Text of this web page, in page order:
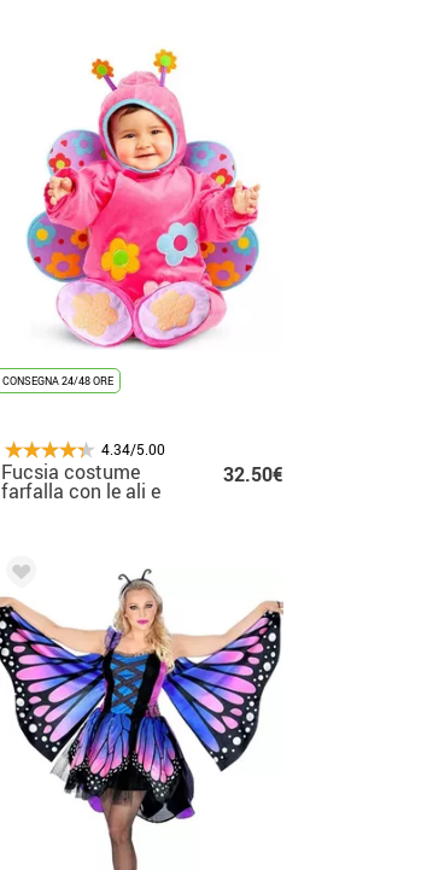
CONSEGNA 24/48 ORE
4.34/5.00
Fucsia costume
farfalla con le ali e
32.50€